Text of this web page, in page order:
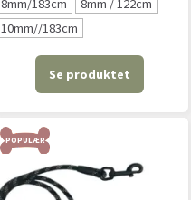
8mm/183cm
8mm / 122cm
10mm//183cm
Se produktet
POPULÆR